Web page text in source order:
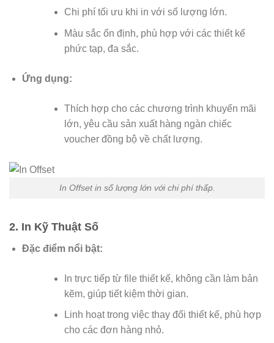
Chi phí tối ưu khi in với số lượng lớn.
Màu sắc ổn định, phù hợp với các thiết kế
phức tạp, đa sắc.
Ứng dụng:
Thích hợp cho các chương trình khuyến mãi
lớn, yêu cầu sản xuất hàng ngàn chiếc
voucher đồng bộ về chất lượng.
In Offset in số lượng lớn với chi phí thấp.
2. In Kỹ Thuật Số
Đặc điểm nổi bật:
In trực tiếp từ file thiết kế, không cần làm bản
kẽm, giúp tiết kiệm thời gian.
Linh hoạt trong việc thay đổi thiết kế, phù hợp
cho các đơn hàng nhỏ.